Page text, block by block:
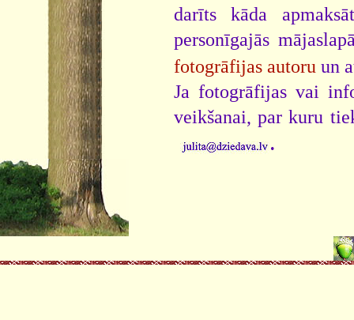
darīts kāda
personīgajās
fotogrāfijas autoru un
Ja fotogrāfijas vai
veikšanai, par kuru
.